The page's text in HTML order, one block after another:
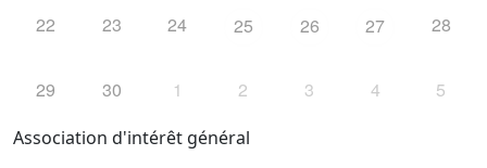
22 23 24 25 26 27 28
29 30 1 2 3 4 5
Association d'intérêt général